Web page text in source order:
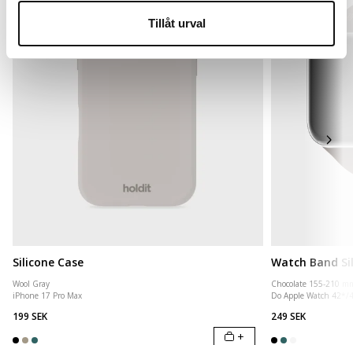
Tillåt urval
Silicone Case
Wool Gray
iPhone 17 Pro Max
199 SEK
+
Watch Band
Chocolate 155-210
Do Apple Watch
249 SEK